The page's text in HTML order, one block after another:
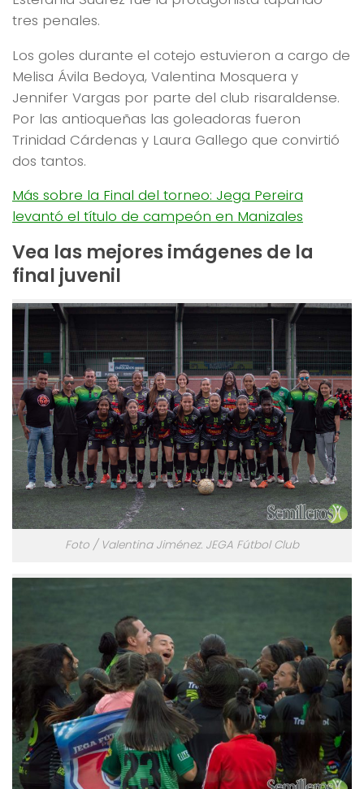
tres penales.
Los goles durante el cotejo estuvieron a cargo de
Melisa Ávila Bedoya, Valentina Mosquera y
Jennifer Vargas por parte del club risaraldense.
Por las antioqueñas las goleadoras fueron
Trinidad Cárdenas y Laura Gallego que convirtió
dos tantos.
Más sobre la Final del torneo: Jega Pereira
levantó el título de campeón en Manizales
Vea las mejores imágenes de la
final juvenil
Foto / Valentina Jiménez. JEGA Fútbol Club